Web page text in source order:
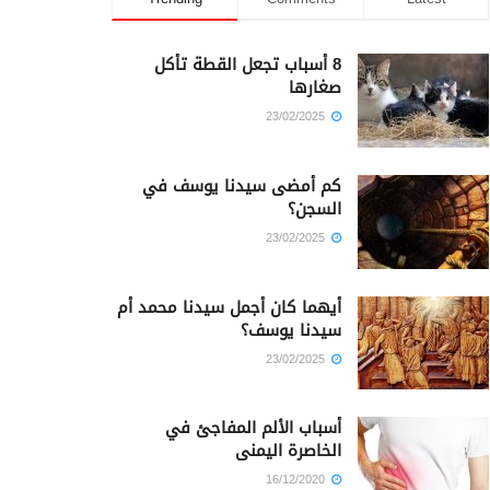
8 أسباب تجعل القطة تأكل
صغارها
كم أمضى سيدنا يوسف في
السجن؟
أيهما كان أجمل سيدنا محمد أم
سيدنا يوسف؟
أسباب الألم المفاجئ في
الخاصرة اليمنى